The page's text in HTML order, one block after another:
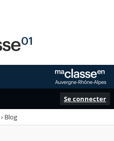
Se connecter
› Blog